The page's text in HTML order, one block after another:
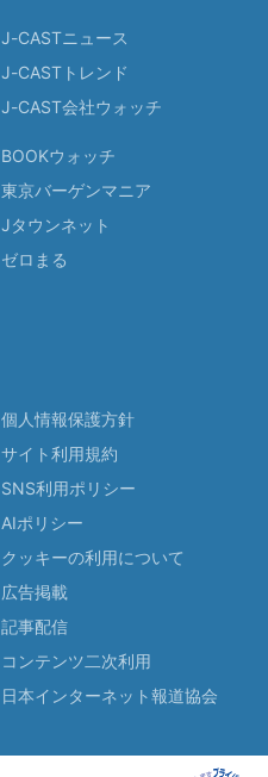
J-CASTニュース
J-CASTトレンド
J-CAST会社ウォッチ
BOOKウォッチ
東京バーゲンマニア
Jタウンネット
ゼロまる
個人情報保護方針
サイト利用規約
SNS利用ポリシー
AIポリシー
クッキーの利用について
広告掲載
記事配信
コンテンツ二次利用
日本インターネット報道協会